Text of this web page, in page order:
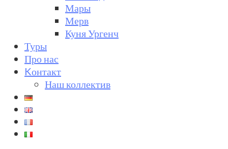
Мары
Мерв
Куня Ургенч
Туры
Про нас
Kонтакт
Наш коллектив